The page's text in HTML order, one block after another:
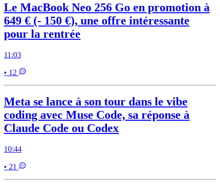
Le MacBook Neo 256 Go en promotion à
649 € (- 150 €), une offre intéressante
pour la rentrée
11:03
• 12
Meta se lance à son tour dans le vibe
coding avec Muse Code, sa réponse à
Claude Code ou Codex
10:44
• 21